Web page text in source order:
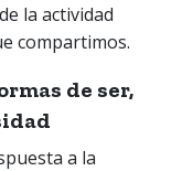
la actividad
compartimos.
de ser,
a la